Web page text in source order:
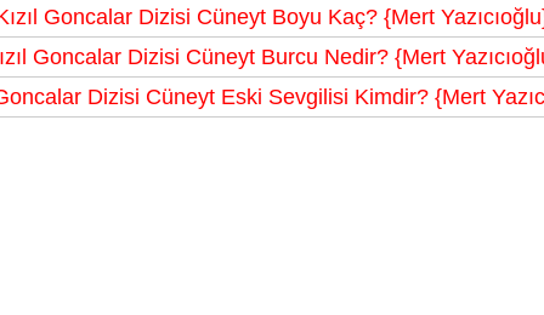
Goncalar Dizisi Cüneyt Boyu Kaç? {Mert
Goncalar Dizisi Cüneyt Burcu Nedir? {Mert
Dizisi Cüneyt Eski Sevgilisi Kimdir? {Mert